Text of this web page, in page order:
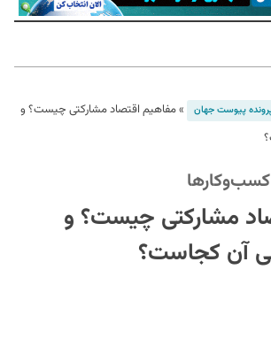
پیوست جهان »مفاهیم اقتصاد مشارکتی چیست؟ و
کسب‌وکارها
مشارکتی چیست؟ و
آن کجاست؟